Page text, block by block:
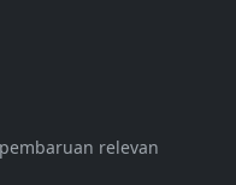
relevan